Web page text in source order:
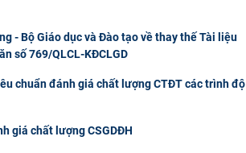
- Bộ Giáo dục và Đào tạo về thay thế Tài liệu
số 769/QLCL-KĐCLGD
chuẩn đánh giá chất lượng CTĐT các trình độ
giá chất lượng CSGDĐH